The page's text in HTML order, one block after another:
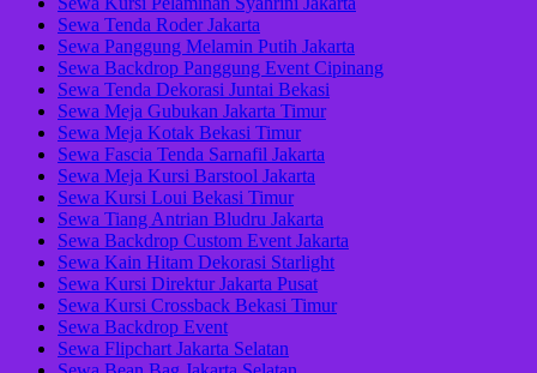
Sewa Tenda Roder Jakarta
Sewa Panggung Melamin Putih Jakarta
Sewa Backdrop Panggung Event Cipinang
Sewa Tenda Dekorasi Juntai Bekasi
Sewa Meja Gubukan Jakarta Timur
Sewa Meja Kotak Bekasi Timur
Sewa Fascia Tenda Sarnafil Jakarta
Sewa Meja Kursi Barstool Jakarta
Sewa Kursi Loui Bekasi Timur
Sewa Tiang Antrian Bludru Jakarta
Sewa Backdrop Custom Event Jakarta
Sewa Kain Hitam Dekorasi Starlight
Sewa Kursi Direktur Jakarta Pusat
Sewa Kursi Crossback Bekasi Timur
Sewa Backdrop Event
Sewa Flipchart Jakarta Selatan